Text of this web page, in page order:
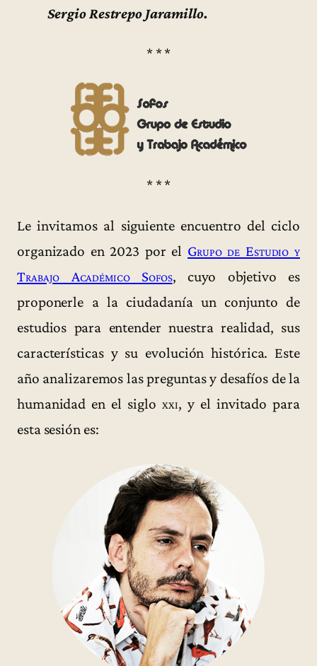
Sergio Restrepo Jaramillo.
* * *
* * *
Le invitamos al siguiente encuentro del ciclo
organizado en 2023 por el Grupo de Estudio y
Trabajo Académico Sofos, cuyo objetivo es
proponerle a la ciudadanía un conjunto de
estudios para entender nuestra realidad, sus
características y su evolución histórica. Este
año analizaremos las preguntas y desafíos de la
humanidad en el sigloxxi, y el invitado para
esta sesión es: